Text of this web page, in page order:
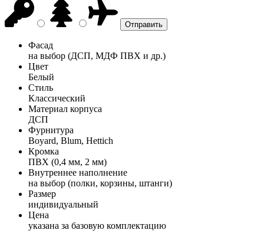
Фасад
на выбор (ДСП, МДФ ПВХ и др.)
Цвет
Белый
Стиль
Классический
Материал корпуса
ДСП
Фурнитура
Boyard, Blum, Hettich
Кромка
ПВХ (0,4 мм, 2 мм)
Внутреннее наполнение
на выбор (полки, корзины, штанги)
Размер
индивидуальный
Цена
указана за базовую комплектацию